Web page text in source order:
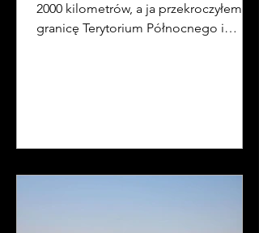
2000 kilometrów, a ja przekroczyłem
granicę Terytorium Północnego i